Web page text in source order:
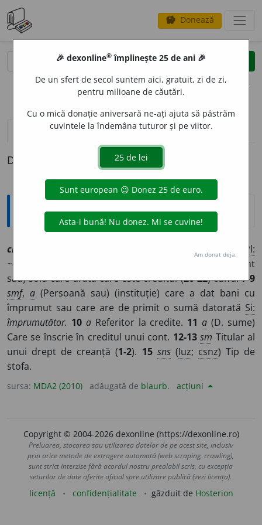
savings Donează
clear
opțiuni
definiții (1) pronunțievolume_up (9)
Definiția cu ID-ul 1086405:
Explicative DEX
credit
Pl:
~o
(Sumă) (cont
sau) sold care arată care este creditul (20-22) cuiva.7-9
smf, a (Persoană sau) (instituție) care a dat bani cu
împrumut sau care are de primit o sumă datorată Si:
împrumutător. 10 aReferitor la credite. 11 a (D. sume)
Care se înscrie în creditul unui cont. 12-13 sm Titular al
unui drept de creanță (1-2). 15 sns(Iuz; csnz) Tip de
stofa.
sursa: MDA2 (2010) adăugată de blaurb. acțiuni
Copyright © 2004-2026 dexonline (https://dexonline.ro)
Preluarea, stocarea sau utilizarea datelor de pe acest site, inclusiv
prin orice metode de extragere automată (web scraping, crawling),
sunt strict interzise fără acordul nostru prealabil scris, cu excepția
seturilor de date oferite oficial spre utilizare publică (vezi licența).
licență confidențialitate găzduit de Hosterion
🎉 dexonline® împlinește 25 de ani 🎉
De un sfert de secol suntem aici, gratuit, zi de zi,
pentru milioane de căutări.
Cu o mică donație aniversară ne-ați ajuta să păstrăm
cuvintele la îndemâna tuturor și pe viitor.
Am donat deja.